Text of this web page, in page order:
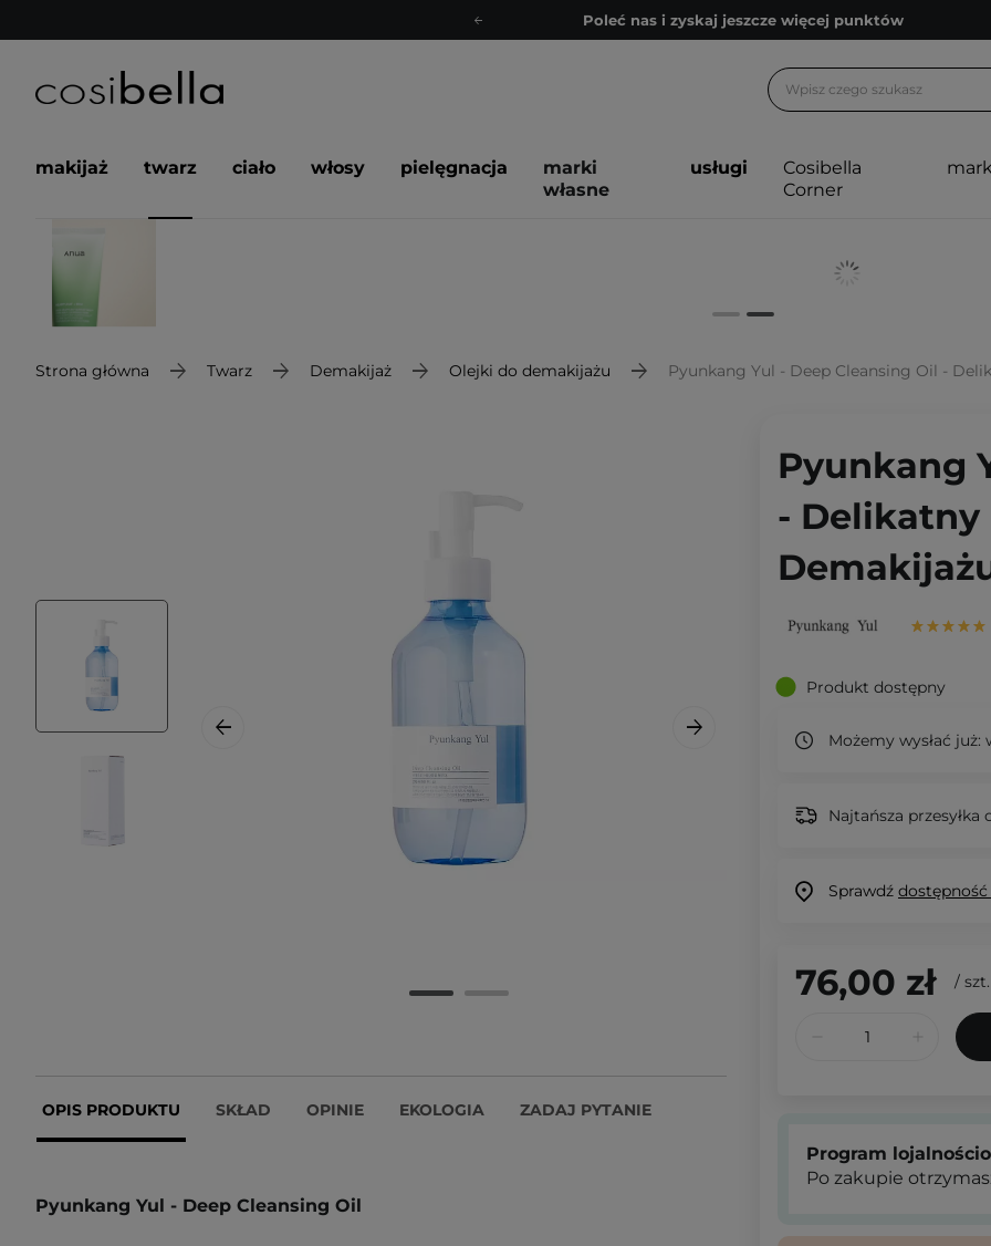
Poleć nas i zyskaj jeszcze więcej punktów
Bezpłatne konsultacje kosmetologiczne
Poleć nas i zyskaj jeszcze więcej punktów
makijaż twarz ciało włosy pielęgnacja
marki
własne
usługi
Cosibella
Corner
Strona główna Twarz Demakijaż Olejki do demakijażu Pyunkang Yul - Deep Cleansing Oil -
OPIS PRODUKTU SKŁAD OPINIE EKOLOGIA ZADAJ PYTANIE
Pyunkang Yul - Deep Cleansing Oil
Pyunkang
-
Produkt dostępny
Możemy wysłać już:
Najtańsza przesyłka
Sprawdź
76,00 zł / szt.
Program
Po zakupie